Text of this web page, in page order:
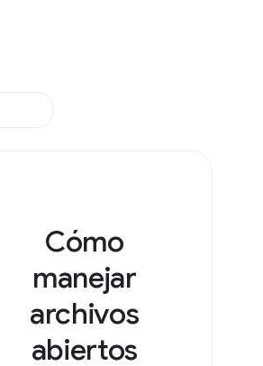
Cómo
manejar
archivos
abiertos